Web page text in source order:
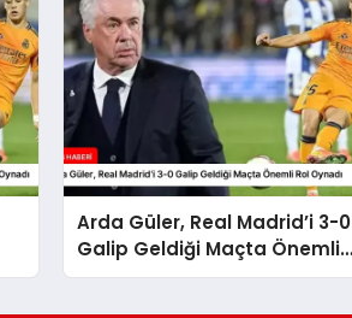
Arda Güler, Real Madrid’i 3-0
Galip Geldiği Maçta Önemli
Rol Oynadı